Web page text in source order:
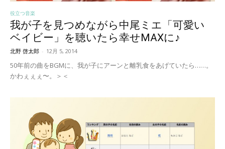
役立つ音楽
我が子を見つめながら中尾ミエ「可愛い
ベイビー」を聴いたら幸せMAXに♪
北野 啓太郎 - 12月 5, 2014
50年前の曲をBGMに、我が子にアーンと離乳食をあげていたら……。
かわぇぇぇ〜。＞＜